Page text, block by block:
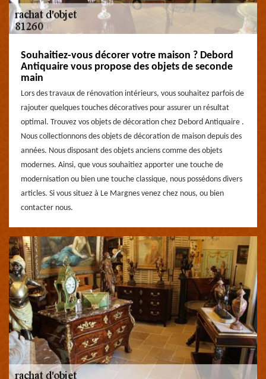
Souhaitiez-vous décorer votre maison ? Debord
Antiquaire vous propose des objets de seconde
main
Lors des travaux de rénovation intérieurs, vous souhaitez parfois de
rajouter quelques touches décoratives pour assurer un résultat
optimal. Trouvez vos objets de décoration chez Debord Antiquaire .
Nous collectionnons des objets de décoration de maison depuis des
années. Nous disposant des objets anciens comme des objets
modernes. Ainsi, que vous souhaitiez apporter une touche de
modernisation ou bien une touche classique, nous possédons divers
articles. Si vous situez à Le Margnes venez chez nous, ou bien
contacter nous.